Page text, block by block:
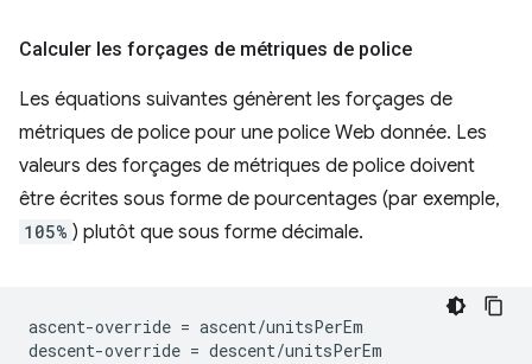
Calculer les forçages de métriques de police
Les équations suivantes génèrent les forçages de
métriques de police pour une police Web donnée. Les
valeurs des forçages de métriques de police doivent
être écrites sous forme de pourcentages (par exemple,
105% ) plutôt que sous forme décimale.
ascent-override = ascent/unitsPerEm
descent-override = descent/unitsPerEm